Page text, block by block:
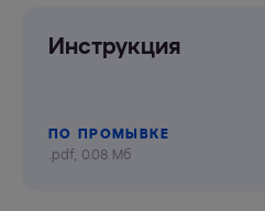
Инструкция
ПО ПРОМЫВКЕ
.pdf, 0.08 Мб